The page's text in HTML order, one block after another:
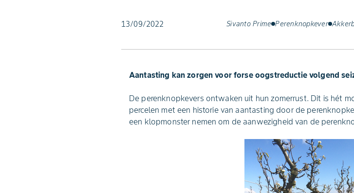
13/09/2022 Sivanto Prime Perenknopkever
Aantasting kan zorgen voor forse oogstreductie volgend
De perenknopkevers ontwaken uit hun zomerrust. Dit is hét
percelen met een historie van aantasting door de
een klopmonster nemen om de aanwezigheid van de